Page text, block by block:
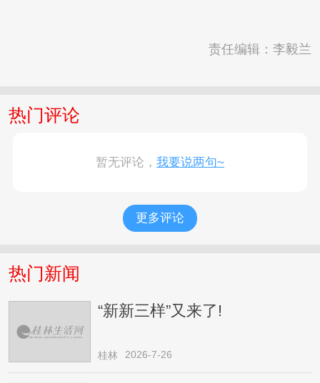
责任编辑：李毅兰
热门评论
暂无评论， 我要说两句~
更多评论
热门新闻
“新新三样”又来了!
桂林 2026-7-26